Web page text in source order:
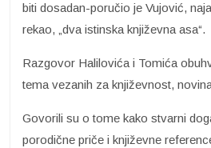
biti dosadan-poručio je Vujović,
rekao, „dva istinska književna asa“.
Razgovor Halilovića i Tomića
tema vezanih za književnost,
Govorili su o tome kako stvarni
porodične priče i književne